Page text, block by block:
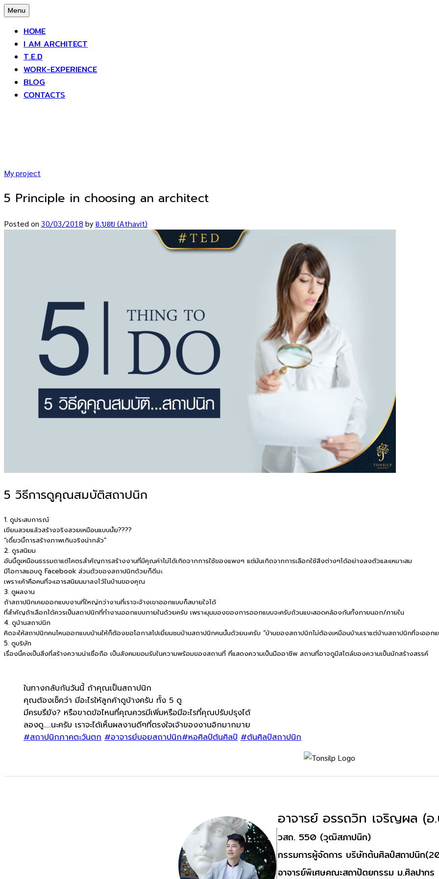
Skip
content
Menu
HOME
I AM ARCHITECT
T.E.D
WORK-EXPERIENCE
BLOG
CONTACTS
My project
5 Principle in choosing an architect
Posted on 30/03/2018 by อ.บอย (Athavit)
5 วิธีการดูคุณสมบัติสถาปนิก
1. ดูประสบการณ์
เขียนสวยแล้วสร้างจริงสวยเหมือนแบบมั้ย????
“เดี๋ยวนี้การสร้างภาพเกินจริงน่ากลัว”
2. ดูรสนิยม
อันนี้ดูเหมือนธรรมดาแต่โคตรสำคัญการสร้างงานที่มีคุณค่าไม่ได้เกิดจากการใช้ของแพงๆ แต่มันเกิดจากการเลือกใช้สิ่งต่างๆได้อย่างลงตัวและเหมาะสม
มีโอกาสแอบดู Facebook ส่วนตัวของสถาปนิกด้วยก็ดีนะ.
เพราะเค้าคือคนที่จะเอารสนิยมมาลงไว้ในบ้านของคุณ
3. ดูผลงาน
ถ้าสถาปนิกเคยออกแบบงานที่ใหญ่กว่างานที่เราจะจ้างเขาออกแบบก็สบายใจได้
ที่สำคัญถ้าเลือกได้ควรเป็นสถาปนิกที่ทำงานออกแบบภายในด้วยครับ เพราะมุมมองของการออกแบบจะครับถ้วนแบะสอดคล้องกันทั้งภายนอก/ภายใน
4. ดูบ้านสถาปนิก
คิดจะให้สถาปนิกคนไหนออกแบบบ้านให้ก็ต้องขอโอกาสไปเยี่ยมชมบ้านสถาปนิกคนนั้นด้วยนะครับ “บ้านของสถาปนิกไม่ต้องเหมือนบ้านเราแต่บ้านสถาปนิกที่จะออก
5. ดูบริษัท
เรื่องนี้คงเป็นสิ่งที่สร้างความน่าเชื่อถือ เป็นสังคมยอมรับในความพร้อมของสถานที่ ที่แสดงความเป็นมืออาชีพ สถานที่อาจดูมีสไตล์ของความเป็นนักสร้างสรรค์
ในทางกลับกันวันนี้ ถ้าคุณเป็นสถาปนิก
คุณต้องเช็คว่า มีอะไรให้ลูกค้าดูบ้างครับ ทั้ง 5 ดู
มีครบรึยัง? หรือขาดข้อไหนที่คุณควรมีเพิ่มหรือมีอะไรที่คุณปรับปรุงได้
ลองดู…..นะครับ เราจะได้เห็นผลงานดีๆที่ตรงใจเจ้าของงานอิกมากมาย
#สถาปนิกภาคตะวันตก #อาจารย์บอยสถาปนิก#หอศิลป์ต้นศิลป์ #ต้นศิลป์สถาปนิก
อาจารย์ อรรถวิท เจริญผล (อ
วสถ. 550 (วุฒิสภาปนิก)
กรรมการผู้จัดการ บริษัทต้นศิลป์สถาปนิก
อาจารย์พิเศษคณะสถาปัตยกรรม ม.ศิลปากร